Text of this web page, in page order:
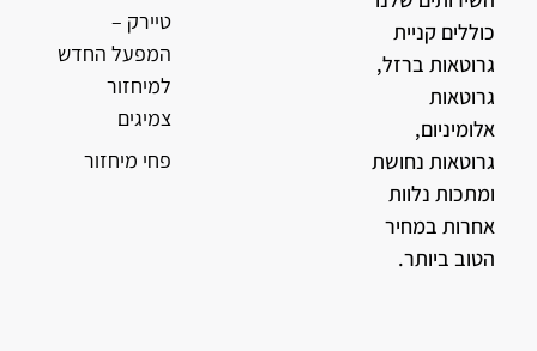
כוללים קניית
גרוטאות ברזל,
גרוטאות
אלומיניום,
גרוטאות נחושת
ומתכות נלוות
אחרות במחיר
הטוב ביותר.
טיירק –
המפעל החדש
למיחזור
צמיגים
פחי מיחזור